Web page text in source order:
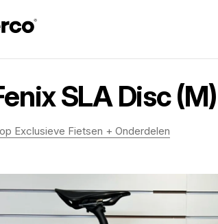
SLA Disc (M)
Exclusieve Fietsen + Onderdelen